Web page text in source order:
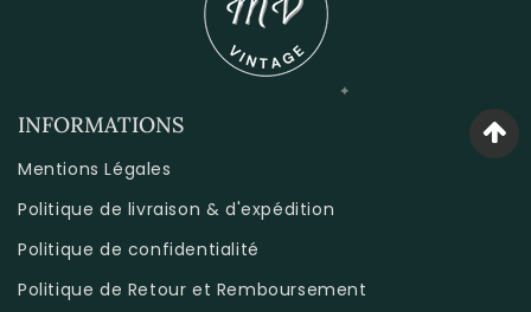
INFORMATIONS
Mentions Légales
Politique de livraison & d'expédition
Politique de confidentialité
Politique de Retour et Remboursement